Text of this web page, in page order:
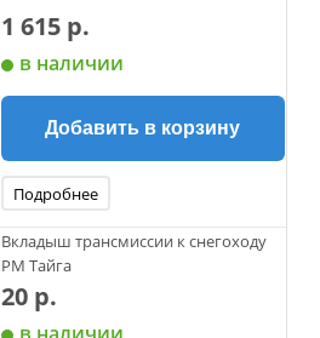
1 615 р.
в наличии
Добавить в корзину
Подробнее
Вкладыш трансмиссии к снегоходу
РМ Тайга
20 р.